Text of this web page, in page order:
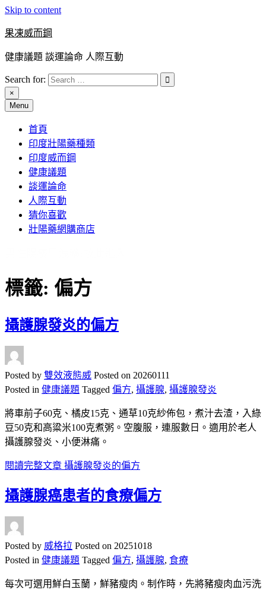
Skip to content
果凍威而鋼
健康議題 談運論命 人際互動
Search for:
×
Menu
首頁
印度壯陽藥種類
印度威而鋼
健康議題
談運論命
人際互動
猜你喜歡
壯陽藥網購商店
標籤: 偏方
攝護腺發炎的偏方
Posted by 雙效液態威 Posted on 20260111
Posted in 健康議題 Tagged 偏方, 攝護腺, 攝護腺發炎
將車前子60克、橘皮15克、通草10克紗佈包，煮汁去渣，入綠
豆50克和高粱米100克煮粥。空腹服，連服數日。適用於老人
攝護腺發炎、小便淋痛。
閱讀完整文章 攝護腺發炎的偏方
攝護腺癌患者的食療偏方
Posted by 威格拉 Posted on 20251018
Posted in 健康議題 Tagged 偏方, 攝護腺, 食療
每次可選用鮮白玉蘭，鮮豬瘦肉。制作時，先將豬瘦肉血污洗